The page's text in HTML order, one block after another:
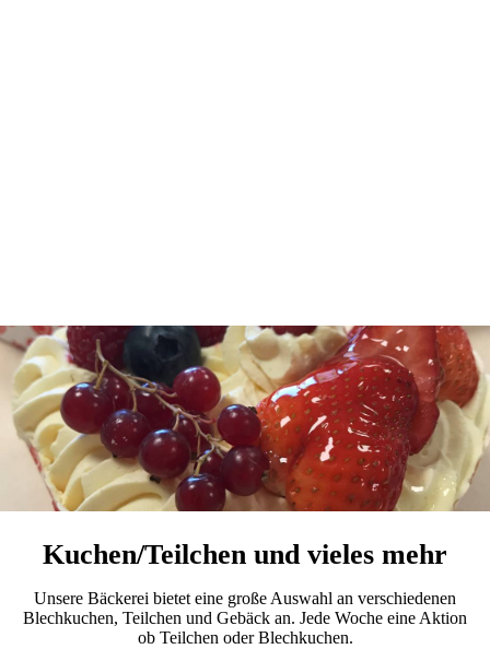
Kuchen/Teilchen und vieles mehr
Unsere Bäckerei bietet eine große Auswahl an verschiedenen
Blechkuchen, Teilchen und Gebäck an. Jede Woche eine Aktion
ob Teilchen oder Blechkuchen.